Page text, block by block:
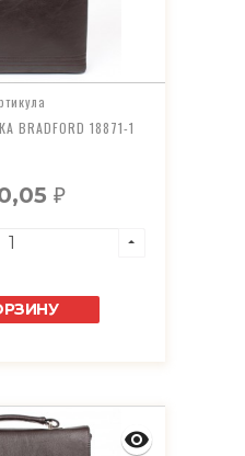
BRADFORD 18871-1
₽